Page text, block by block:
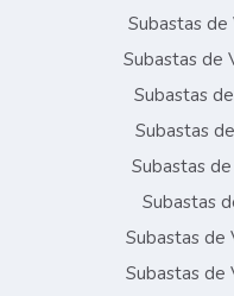
Subastas
Subastas de
Subastas
Subastas
Subastas
Subastas
Subastas de
Subastas de